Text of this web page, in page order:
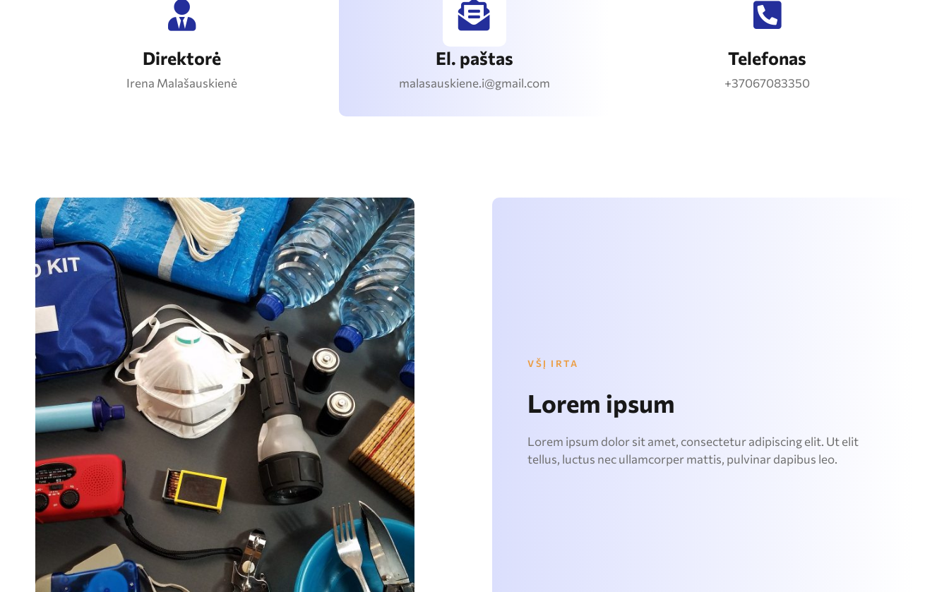
Direktorė
Irena Malašauskienė
El. paštas
malasauskiene.i@gmail.com
Telefonas
+37067083350
VŠĮ IRTA
Lorem ipsum
Lorem ipsum dolor sit amet, consectetur adipiscing elit. Ut elit
tellus, luctus nec ullamcorper mattis, pulvinar dapibus leo.